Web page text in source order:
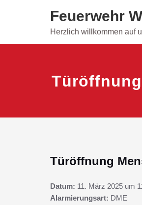
Feuerwehr
Herzlich willkommen auf
Türöffnung
Datum: 11. März 2025 um
Alarmierungsart: DME